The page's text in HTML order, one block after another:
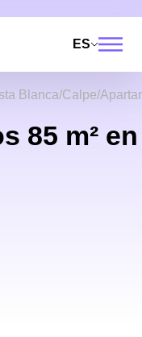
ES
Blanca Calpe
85 m² en